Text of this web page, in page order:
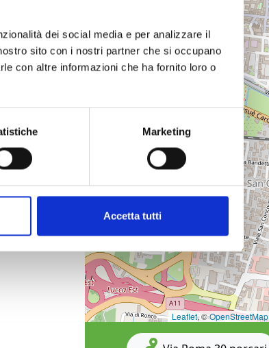
dei social media e per analizzare il
sito con i nostri partner che si occupano
con altre informazioni che ha fornito loro o
Marketing
Accetta tutti
Leaflet, ©OpenStreetMap